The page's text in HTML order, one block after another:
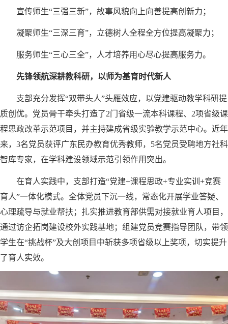
宣传师生“三强三新”，故事风貌向上向善提高创新力；
凝聚师生“三深三育”，立德树人全程全方位提高凝聚力；
服务师生“三心三全”，人才培养用心尽心提高服务力。
先锋领航深耕教科研，以师为基育时代新人
支部充分发挥“双带头人”头雁效应，以党建驱动教学科研提
质创优。党员骨干牵头打造了2门省级一流本科课程、2项省级课
程思政改革示范项目，并主持建成省级实验教学示范中心。近年
来，3名党员获评广东民办教育优秀教师，5名党员受聘地方社科
智库专家，在学科建设领域示范引领作用突出。
在育人实践中，支部打造“党建+课程思政+专业实训+竞赛
育人”一体化模式。全体党员下沉一线，常态化开展学业答疑、
心理疏导与就业帮扶；扎实推进教育部供需对接就业育人项目，
通过访企拓岗建设校外实践基地；组建党员竞赛指导团队，带领
学生在“挑战杯”及大创项目中斩获多项省级以上奖项，切实提升
了育人实效。